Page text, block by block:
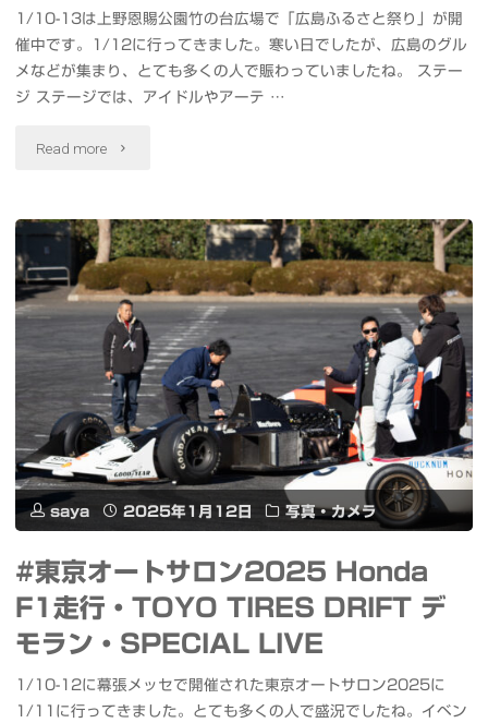
1/10-13は上野恩賜公園竹の台広場で「広島ふるさと祭り」が開
催中です。1/12に行ってきました。寒い日でしたが、広島のグル
メなどが集まり、とても多くの人で賑わっていましたね。 ステー
ジ ステージでは、アイドルやアーテ …
Read more "#
島
ふ
る
さ
と
祭
り
パ
saya 2025年1月12日 写真・カメラ
#東京オートサロン2025 Honda
F1走行・TOYO TIRES DRIFT デ
モラン・SPECIAL LIVE
1/10-12に幕張メッセで開催された東京オートサロン2025に
1/11に行ってきました。とても多くの人で盛況でしたね。イベン